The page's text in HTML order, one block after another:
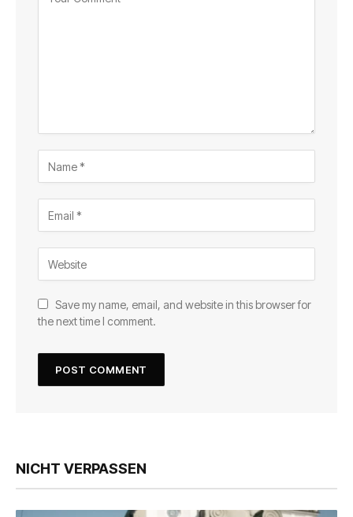
Save my name, email, and website in this browser for
the next time I comment.
NICHT VERPASSEN